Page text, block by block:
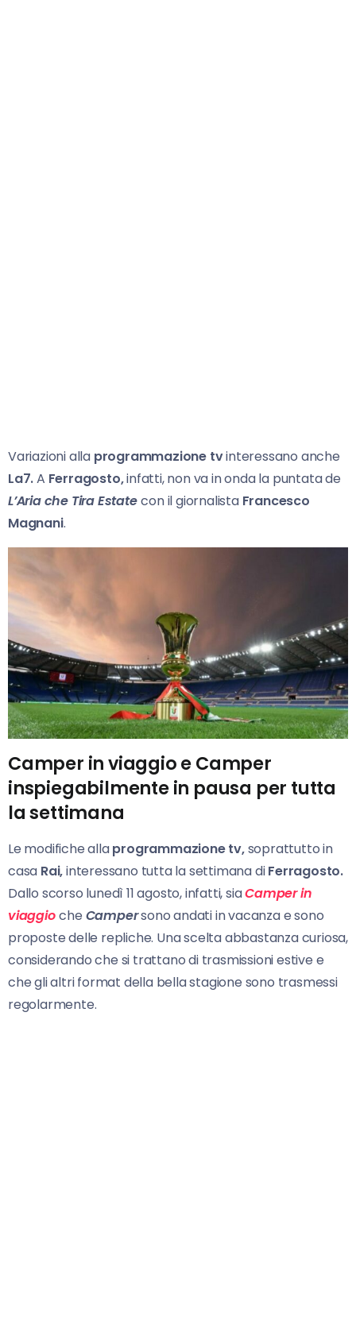
Variazioni alla programmazione tvinteressano anche
La7.A Ferragosto,infatti, non va in onda la puntata de
L’Aria che Tira Estate con il giornalista Francesco
Magnani.
Camper in viaggio e Camper
inspiegabilmente in pausa per tutta
la settimana
Le modifiche allaprogrammazione tv,soprattutto in
casa Rai,interessano tutta la settimana diFerragosto.
Dallo scorso lunedì 11 agosto, infatti, siaCamper in
viaggio che Campersono andati in vacanza e sono
proposte delle repliche. Una scelta abbastanza curiosa,
considerando che si trattano di trasmissioni estive e
che gli altri format della bella stagione sono trasmessi
regolarmente.